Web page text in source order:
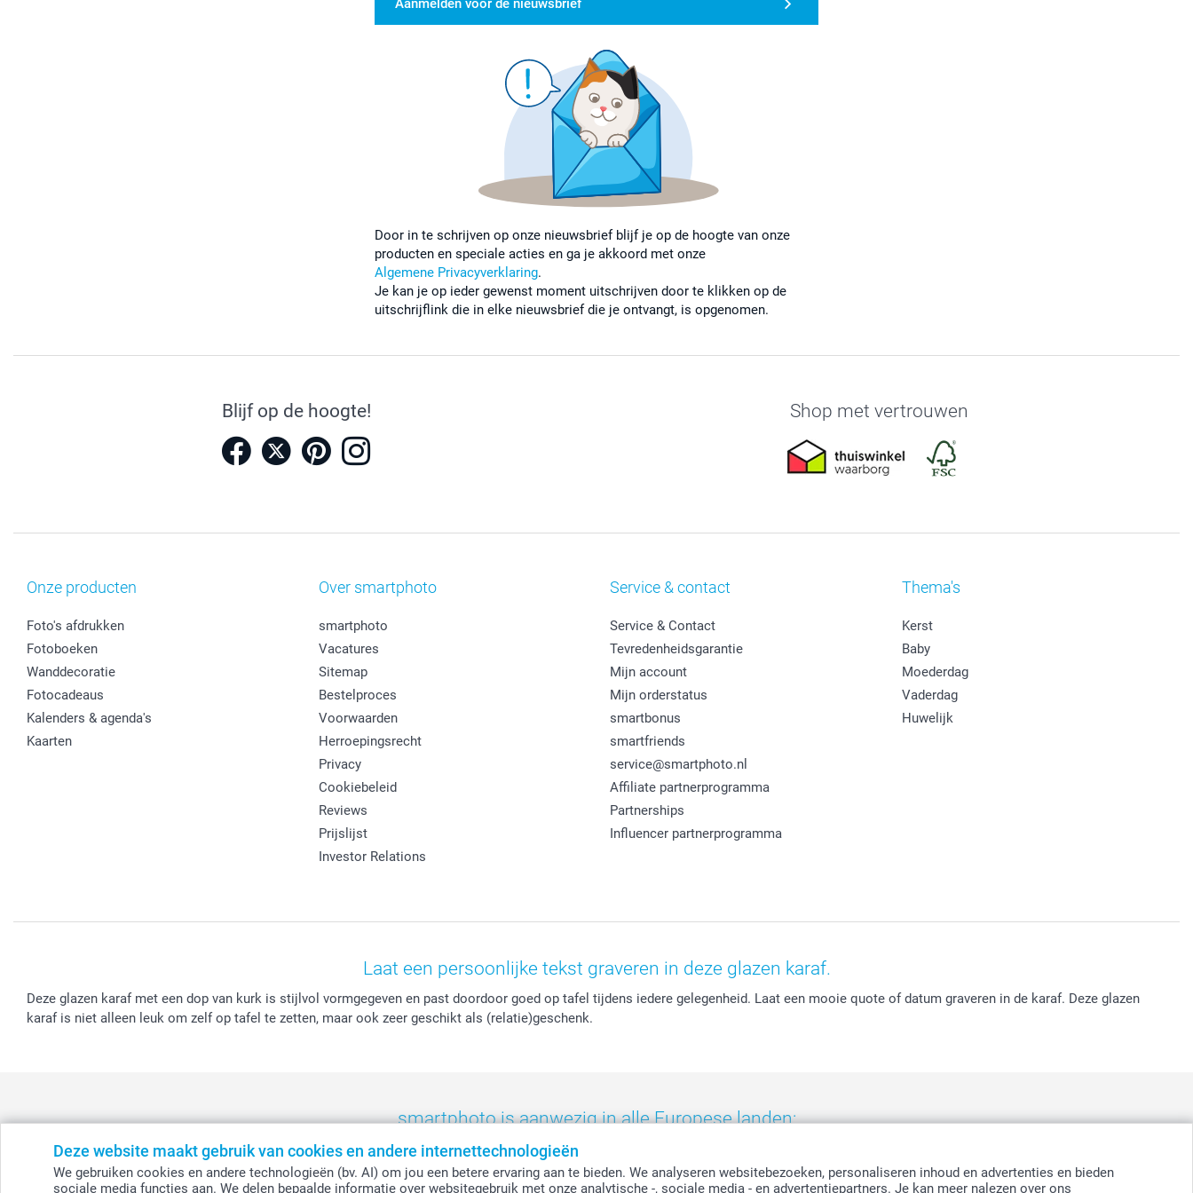
Deze website maakt gebruik van cookies en andere internettechnologieën
We gebruiken cookies en andere technologieën (bv. AI) om jou een betere ervaring aan te bieden. We analyseren websitebezoeken, personaliseren inhoud en advertenties en bieden
sociale media functies aan. We delen bepaalde informatie over websitegebruik met onze analytische -, sociale media - en advertentiepartners. Je kan meer nalezen over ons
Aanmelden voor de nieuwsbrief
Door in te schrijven op onze nieuwsbrief blijf je op de hoogte van onze
producten en speciale acties en ga je akkoord met onze
Algemene Privacyverklaring.
Je kan je op ieder gewenst moment uitschrijven door te klikken op de
uitschrijflink die in elke nieuwsbrief die je ontvangt, is opgenomen.
Blijf op de hoogte! Shop met vertrouwen
Onze producten
Foto's afdrukken
Fotoboeken
Wanddecoratie
Fotocadeaus
Kalenders & agenda's
Kaarten
Over smartphoto
smartphoto
Vacatures
Sitemap
Bestelproces
Voorwaarden
Herroepingsrecht
Privacy
Cookiebeleid
Reviews
Prijslijst
Investor Relations
Service & contact
Service & Contact
Tevredenheidsgarantie
Mijn account
Mijn orderstatus
smartbonus
smartfriends
service@smartphoto.nl
Affiliate partnerprogramma
Partnerships
Influencer partnerprogramma
Thema's
Kerst
Baby
Moederdag
Vaderdag
Huwelijk
Laat een persoonlijke tekst graveren in deze glazen karaf.
Deze glazen karaf met een dop van kurk is stijlvol vormgegeven en past doordoor goed op tafel tijdens iedere gelegenheid. Laat een mooie quote of datum graveren in de karaf. Deze glazen
karaf is niet alleen leuk om zelf op tafel te zetten, maar ook zeer geschikt als (relatie)geschenk.
smartphoto is aanwezig in alle Europese landen:
België - Belgique - Danmark - Deutschland - France - Ireland - Nederland - Norge - Österreich